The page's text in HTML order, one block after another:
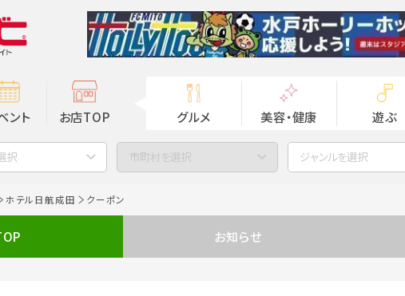
ント お店TOP グルメ 美容・健康 遊ぶ
択 市町村を選択 ジャンルを選択
ホテル日航成田 クーポン
お知らせ